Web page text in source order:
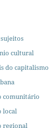
cultural
do capitalismo
comunitário
local
regional